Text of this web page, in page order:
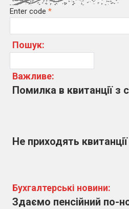
Enter code *
Пошук:
Важливе:
Помилка в квитанції з
Не приходять
Бухгалтерські новини:
Здаємо пенсійний по-